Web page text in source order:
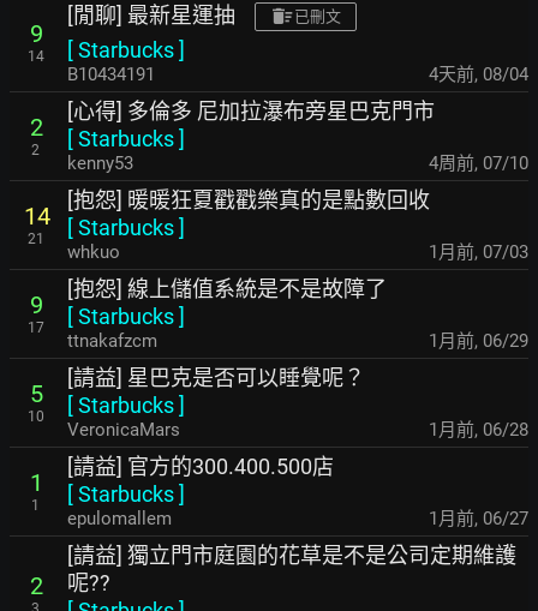
9
14
[閒聊] 最新星運抽 已刪文
[Starbucks]
B10434191 4天前, 08/04
2
2
[心得] 多倫多 尼加拉瀑布旁星巴克門市
[Starbucks]
kenny53 4周前, 07/10
14
21
[抱怨] 暖暖狂夏戳戳樂真的是點數回收
[Starbucks]
whkuo 1月前, 07/03
9
17
[抱怨] 線上儲值系統是不是故障了
[Starbucks]
ttnakafzcm 1月前, 06/29
5
10
[請益] 星巴克是否可以睡覺呢？
[Starbucks]
VeronicaMars 1月前, 06/28
1
1
[請益] 官方的300.400.500店
[Starbucks]
epulomallem 1月前, 06/27
2
[請益] 獨立門市庭園的花草是不是公司定期維護
呢??